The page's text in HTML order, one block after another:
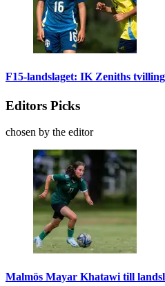
F15-landslaget: IK Zeniths
Editors Picks
chosen by the editor
Malmös Mayar Khatawi till